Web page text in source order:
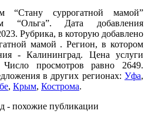
“Стану суррогатной мамой”
“Ольга”. Дата добавления
Рубрика, в которую добавлено
мамой . Регион, в котором
- Калининград. Цена услуги
Число просмотров равно 2649.
в других регионах: Уфа,
, Крым, Кострома.
- похожие публикации